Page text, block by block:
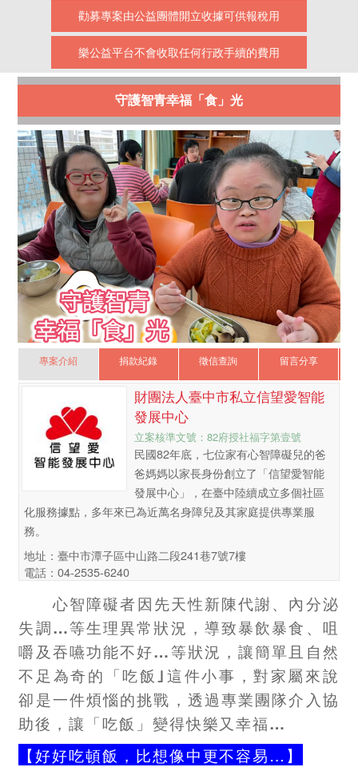
勸募專案由公益團體開立收據可供報稅用
樂公益平台不會收取任何行政手續的費用
守護智青幸福「食」光
專案介紹 捐款紀錄 徵信查詢 留言分享
財團法人臺中市私立信望愛智能
發展中心
立案核準文號：82府授社福字第壹號
民國82年底，七位家有心智障礙兒的爸
爸媽媽以家長身份創立了「信望愛智能
發展中心」，在臺中陸續成立多個社區
化服務據點，多年來已為近萬名身障兒及其家庭提供專業服
務。
地址：臺中市潭子區中山路二段241巷7號7樓
電話：04-2535-6240
心智障礙者因先天性新陳代謝、內分泌
失調…等生理異常狀況，導致暴飲暴食、咀
嚼及吞嚥功能不好…等狀況，讓簡單且自然
不足為奇的「吃飯｣這件小事，對家屬來說
卻是一件煩惱的挑戰，透過專業團隊介入協
助後，讓「吃飯」變得快樂又幸福…
【好好吃頓飯，比想像中更不容易…】